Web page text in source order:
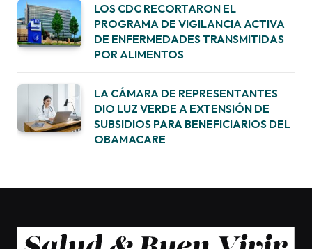
LOS CDC RECORTARON EL
PROGRAMA DE VIGILANCIA ACTIVA
DE ENFERMEDADES TRANSMITIDAS
POR ALIMENTOS
LA CÁMARA DE REPRESENTANTES
DIO LUZ VERDE A EXTENSIÓN DE
SUBSIDIOS PARA BENEFICIARIOS DEL
OBAMACARE